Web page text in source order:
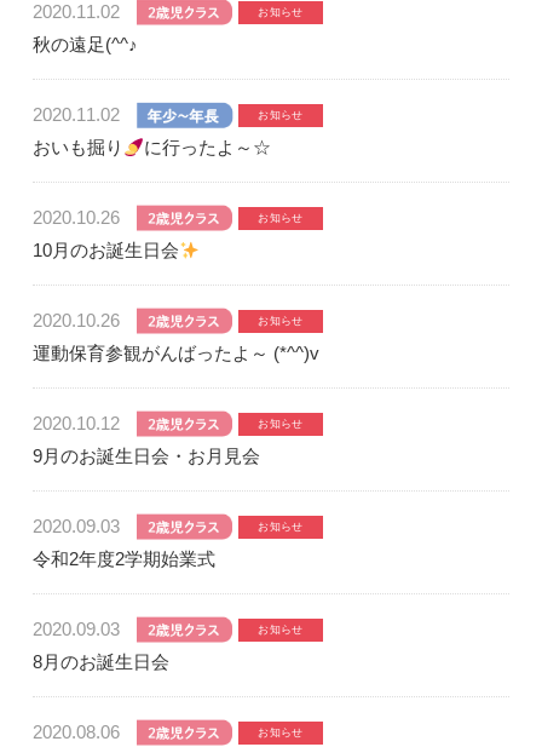
2020.11.02
秋の遠足(^^♪
2020.11.02
おいも掘り
に行ったよ～☆
2020.10.26
10月のお誕生日会
2020.10.26
運動保育参観がんばったよ～ (*^^)v
2020.10.12
9月のお誕生日会・お月見会
2020.09.03
令和2年度2学期始業式
2020.09.03
8月のお誕生日会
2020.08.06